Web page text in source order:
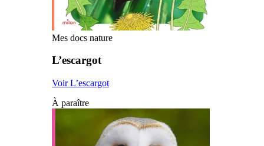
Mes docs nature
L’escargot
Voir L’escargot
À paraître